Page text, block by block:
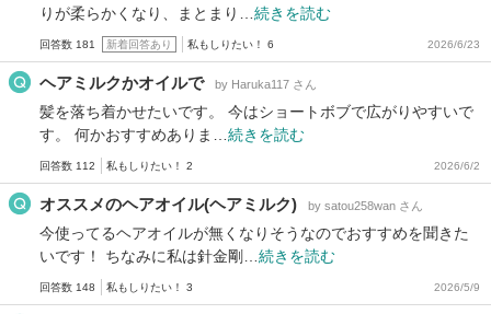
りが柔らかくなり、まとまり… 続きを読む
回答数 181 新着回答あり 私もしりたい！ 6 2026/6/23
ヘアミルクかオイルで by Haruka117 さん
髪を落ち着かせたいです。 今はショートボブで広がりやすいで
す。 何かおすすめありま… 続きを読む
回答数 112 私もしりたい！ 2 2026/6/2
オススメのヘアオイル(ヘアミルク) by satou258wan さん
今使ってるヘアオイルが無くなりそうなのでおすすめを聞きた
いです！ ちなみに私は針金剛… 続きを読む
回答数 148 私もしりたい！ 3 2026/5/9